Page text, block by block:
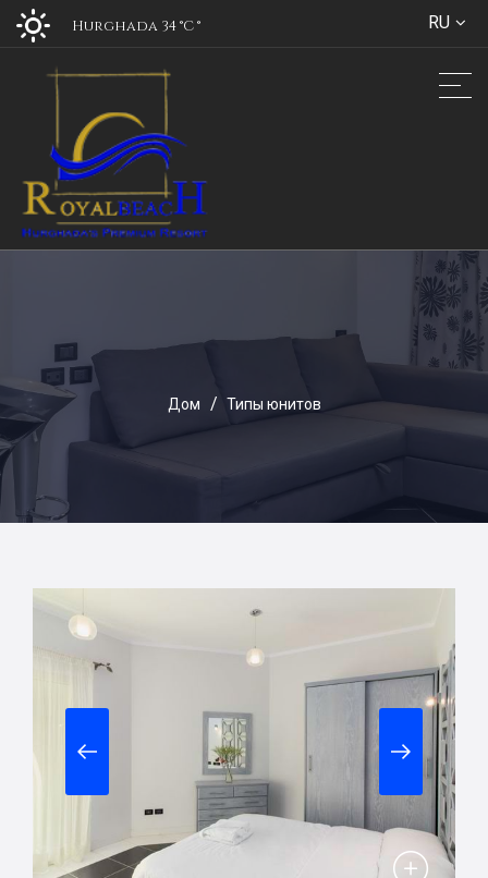
Hurghada 34 °C° RU
Дом Типы юнитов